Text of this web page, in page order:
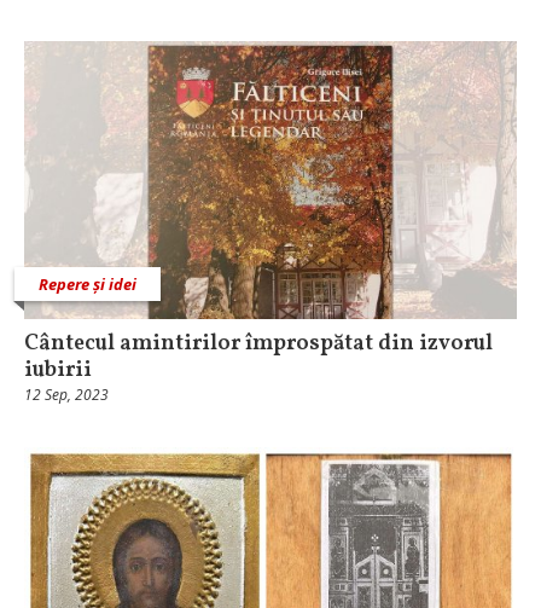
Repere și idei
Cântecul amintirilor împrospătat din izvorul
iubirii
12 Sep, 2023